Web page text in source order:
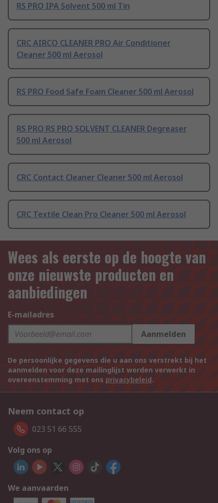
RS PRO IPA Solvent 500 ml Tin
CRC AIRCO CLEANER PRO Air Conditioner
Cleaner 500 ml Aerosol
RS PRO Food Safe Foam Cleaner 500 ml Aerosol
RS PRO RS PRO SOLVENT CLEANER Degreaser
500 ml Aerosol
CRC Contact Cleaner Cleaner 500 ml Aerosol
CRC Textile Clean Pro Cleaner 500 ml Aerosol
Wees als eerste op de hoogte van
onze nieuwste producten en
aanbiedingen
E-mailadres
Aanmelden
De persoonlijke gegevens die u aan ons verstrekt bij het
aanmelden voor deze mailinglijst worden verwerkt in
overeenstemming met ons privacybeleid.
Neem contact op
023 51 66 555
Volg ons op
We aanvaarden